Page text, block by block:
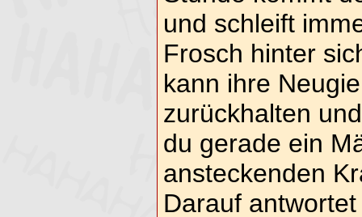
und schleift
Frosch hinter
kann ihre
zurückhalten
du gerade ein
ansteckenden
Darauf